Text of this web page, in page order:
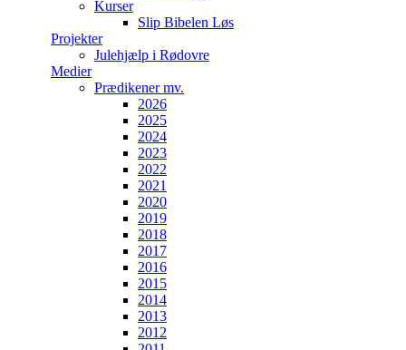
Kurser
Slip Bibelen Løs
Projekter
Julehjælp i Rødovre
Medier
Prædikener mv.
2026
2025
2024
2023
2022
2021
2020
2019
2018
2017
2016
2015
2014
2013
2012